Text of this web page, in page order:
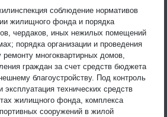
соблюдение нормативов
жилищного фонда и порядка
чердаков, иных нежилых помещений
порядка организации и проведения
ремонту многоквартирных домов,
граждан за счет средств бюджета
благоустройству. Под контроль
эксплуатация технических средств
жилищного фонда, комплекса
сооружений в жилой